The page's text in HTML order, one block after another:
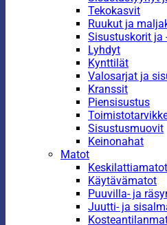
Tekokasvit
Ruukut ja
Sisustuskorit ja
Lyhdyt
Kynttilät
Valosarjat ja
Kranssit
Piensisustus
Sisustusmuovit
Keinonahat
Matot
Keskilattiamatot
Käytävämatot
Puuvilla- ja
Juutti- ja